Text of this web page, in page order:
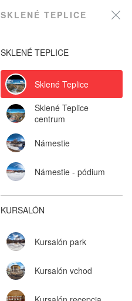
SKLENÉ TEPLICE
SKLENÉ TEPLICE
Sklené Teplice
Sklené Teplice
centrum
Námestie
Námestie - pódium
KURSALÓN
Kursalón park
Kursalón vchod
Tour Software